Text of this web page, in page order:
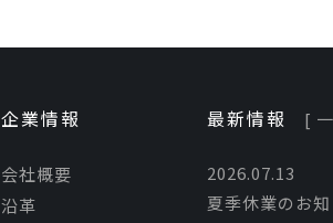
企業情報
会社概要
沿革
最新情報 [
2026.07.13
夏季休業のお